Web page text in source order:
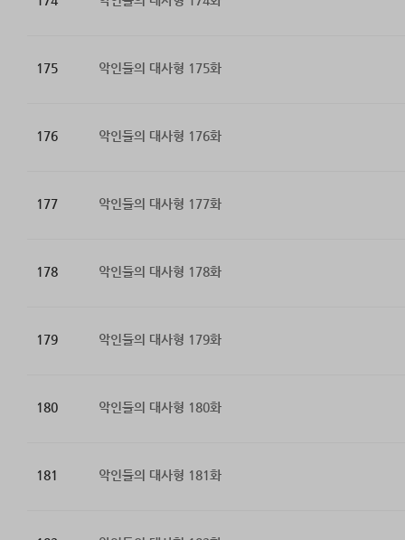
175 악인들의 대사형 175화
176 악인들의 대사형 176화
177 악인들의 대사형 177화
178 악인들의 대사형 178화
179 악인들의 대사형 179화
180 악인들의 대사형 180화
181 악인들의 대사형 181화